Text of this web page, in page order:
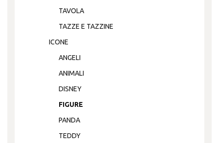
TAVOLA
TAZZE E TAZZINE
ICONE
ANGELI
ANIMALI
DISNEY
FIGURE
PANDA
TEDDY